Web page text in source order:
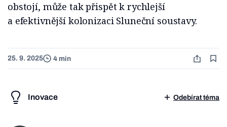
obstojí, může tak přispět k rychlejší
a efektivnější kolonizaci Sluneční soustavy.
25. 9. 2025 4 min
Inovace Odebírat téma